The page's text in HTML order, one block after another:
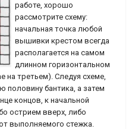
работе, хорошо
рассмотрите схему:
начальная точка любой
вышивки крестом всегда
располагается на самом
длинном горизонтальном
на третьем). Следуя схеме,
бантика, а затем
концов, к начальной
острием вверх, либо
выпол­няемого стежка.